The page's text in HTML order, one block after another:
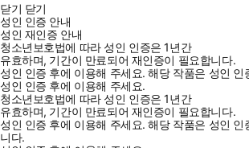
닫기 닫기
성인 인증 안내
성인 재인증 안내
청소년보호법에 따라 성인 인증은 1년간
유효하며, 기간이 만료되어 재인증이 필요합니다.
성인 인증 후에 이용해 주세요.해당 작품은 성인 인
성인 인증 후에 이용해 주세요.
청소년보호법에 따라 성인 인증은 1년간
유효하며, 기간이 만료되어 재인증이 필요합니다.
성인 인증 후에 이용해 주세요.해당 작품은 성인 인
니다.